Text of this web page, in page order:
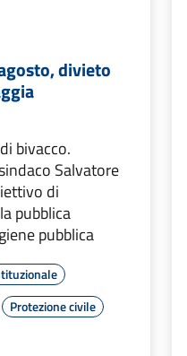
divieto
bivacco.
Salvatore
di
pubblica
pubblica
Protezione civile